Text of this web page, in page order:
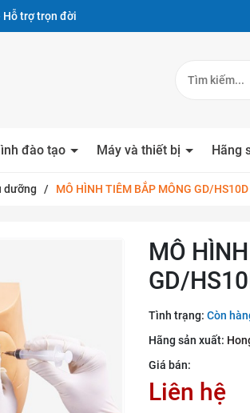
đào tạo Máy và thiết bị Hãng
dưỡng / MÔ HÌNH TIÊM BẮP MÔNG GD/HS10D
MÔ
GD/
Tình trạng: Còn
Hãng sản xuất:
Giá bán:
Liên hệ